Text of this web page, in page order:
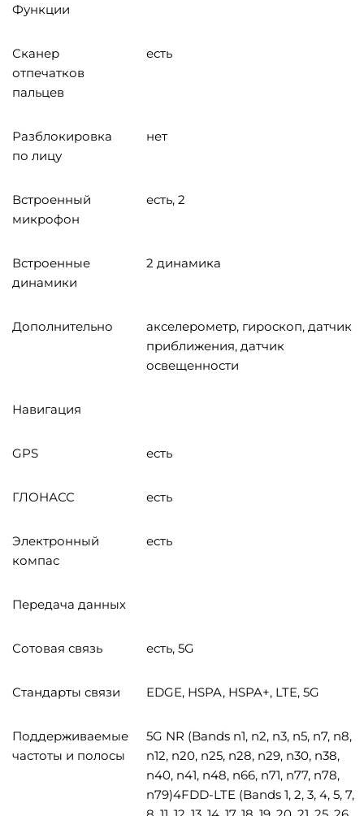
Функции
Сканер
отпечатков
пальцев
есть
Разблокировка
по лицу
нет
Встроенный
микрофон
есть, 2
Встроенные
динамики
2 динамика
Дополнительно
акселерометр, гироскоп, датчик
приближения, датчик
освещенности
Навигация
GPS есть
ГЛОНАСС есть
Электронный
компас
есть
Передача данных
Сотовая связь есть, 5G
Стандарты связи EDGE, HSPA, HSPA+, LTE, 5G
Поддерживаемые
частоты и полосы
5G NR (Bands n1, n2, n3, n5, n7, n8,
n12, n20, n25, n28, n29, n30, n38,
n40, n41, n48, n66, n71, n77, n78,
n79)4FDD-LTE (Bands 1, 2, 3, 4, 5, 7,